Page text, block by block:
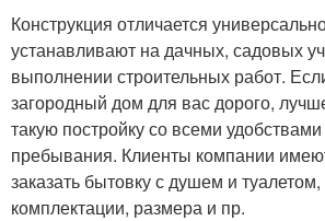
Конструкция отличается
устанавливают на дачных, садовых
выполнении строительных работ.
загородный дом для вас дорого,
такую постройку со всеми
пребывания. Клиенты компании
заказать бытовку с душем и
комплектации, размера и пр.